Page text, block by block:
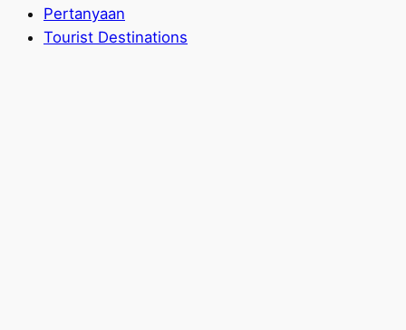
Pertanyaan
Tourist Destinations